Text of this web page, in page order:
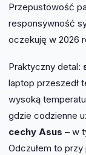
Przepustowość
responsywność
oczekuję w 2026
Praktyczny detal:
laptop przeszedł
wysoką
gdzie codzienne
cechy Asus – w
Odczułem to